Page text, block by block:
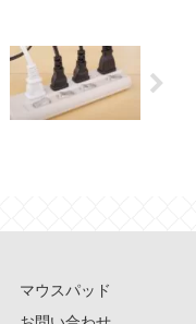
マウスパッド